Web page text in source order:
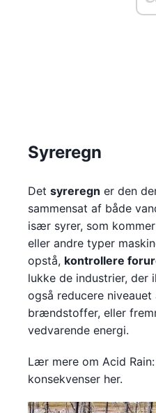
Syreregn
Det syreregn er den
sammensat af både
især syrer, som
eller andre typer
opstå, kontrollere
lukke de industrier, der
også reducere
brændstoffer, eller
vedvarende energi.
Lær mere om Acid
konsekvenser her.